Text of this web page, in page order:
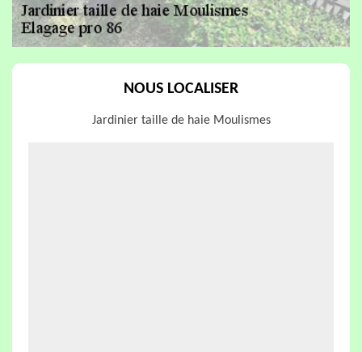
NOUS LOCALISER
Jardinier taille de haie Moulismes